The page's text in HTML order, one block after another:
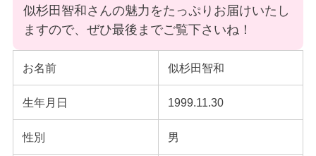
似杉田智和さんの魅力をたっぷりお届けいたし
ますので、ぜひ最後までご覧下さいね！
お名前 似杉田智和
生年月日 1999.11.30
性別 男